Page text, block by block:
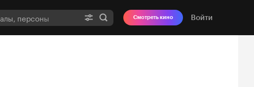
Смотреть кино Войти